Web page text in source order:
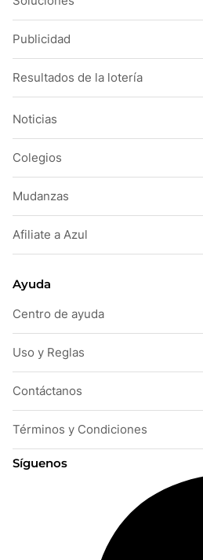
Publicidad
Resultados de la lotería
Noticias
Colegios
Mudanzas
Afiliate a Azul
Ayuda
Centro de ayuda
Uso y Reglas
Contáctanos
Términos y Condiciones
Síguenos